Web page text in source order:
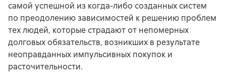
самой успешной из когда-либо созданных систем
по преодолению зависимостей к решению проблем
тех людей, которые страдают от непомерных
долговых обязательств, возникших в результате
неоправданных импульсивных покупок и
расточительности.